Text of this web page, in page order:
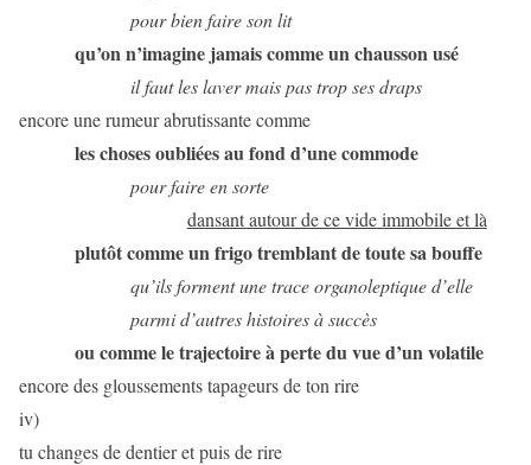
pour bien faire son lit
qu’on n’imagine jamais comme un chausson usé
il faut les laver mais pas trop ses draps
encore une rumeur abrutissante comme
les choses oubliées au fond d’une commode
pour faire en sorte
dansant autour de ce vide immobile et là
plutôt comme un frigo tremblant de toute sa bouffe
qu’ils forment une trace organoleptique d’elle
parmi d’autres histoires à succès
ou comme le trajectoire à perte du vue d’un volatile
encore des gloussements tapageurs de ton rire
iv)
tu changes de dentier et puis de rire